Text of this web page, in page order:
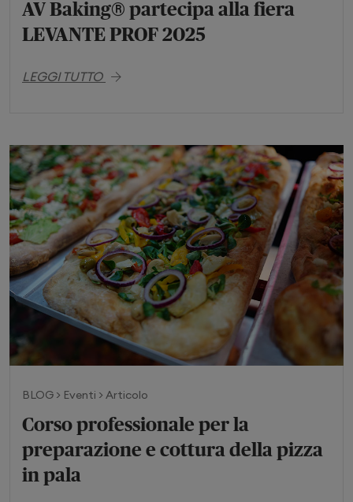
AV Baking® partecipa alla fiera
LEVANTE PROF 2025
LEGGI TUTTO
BLOG > Eventi > Articolo
Corso professionale per la
preparazione e cottura della pizza
in pala